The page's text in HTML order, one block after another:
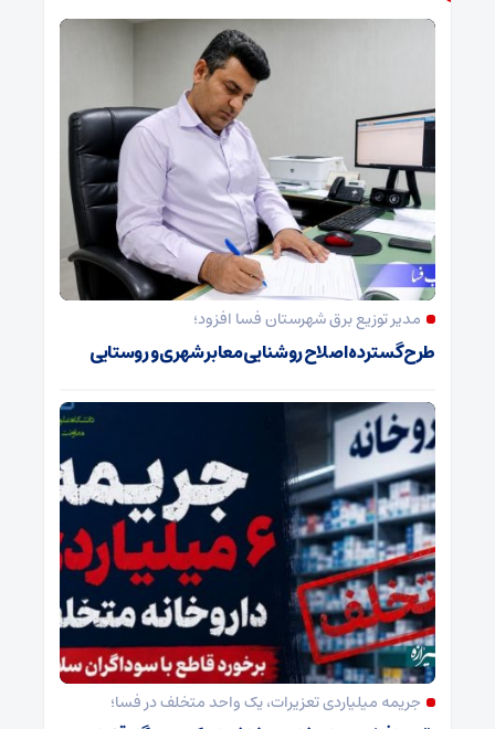
مدیر توزیع برق شهرستان فسا افزود؛
طرح گسترده اصلاح روشنایی معابر شهری و روستایی
جریمه میلیاردی تعزیرات، یک واحد متخلف در فسا؛